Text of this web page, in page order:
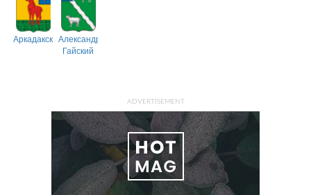
АркадакскийАлександрово-
Гайский
ADVERTISEMENT